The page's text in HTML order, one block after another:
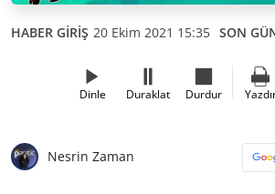
HABER GİRİŞ 20 Ekim 2021 15:35 SON
Dinle Duraklat Durdur
Nesrin Zaman